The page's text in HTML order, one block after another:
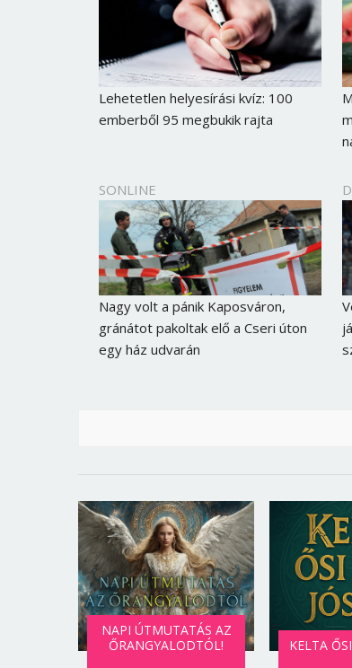
Lehetetlen helyesírási kvíz: 100
emberből 95 megbukik rajta
SONLINE
Nagy volt a pánik Kaposváron,
gránátot pakoltak elő a Cseri úton
egy ház udvarán
NAPI ÚTMUTATÁS AZ
ŐRANGYALODTÓL!
KELTA